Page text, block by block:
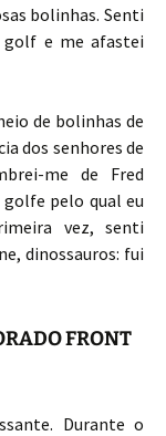
bolinhas. Senti
e me afastei
de bolinhas de
dos senhores de
me de Fred
pelo qual eu
vez, senti
dinossauros: fui
FRONT
Durante o